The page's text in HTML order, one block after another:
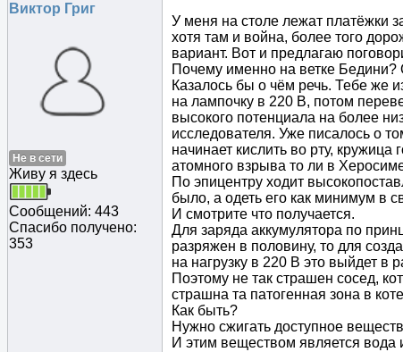
Виктор Григ
Не в сети
Живу я здесь
Сообщений: 443
Спасибо получено:
353
У меня на столе лежат платёжки
хотя там и война, более того
вариант. Вот и предлагаю
Почему именно на ветке Бедини?
Казалось бы о чём речь. Тебе же
на лампочку в 220 В, потом
высокого потенциала на более
исследователя. Уже писалось о
начинает кислить во рту,
атомного взрыва то ли в
По эпицентру ходит
было, а одеть его как минимум в
И смотрите что получается.
Для заряда аккумулятора по
разряжен в половину, то для
на нагрузку в 220 В это выйдет в
Поэтому не так страшен сосед,
страшна та патогенная зона в
Как быть?
Нужно сжигать доступное
И этим веществом является вода